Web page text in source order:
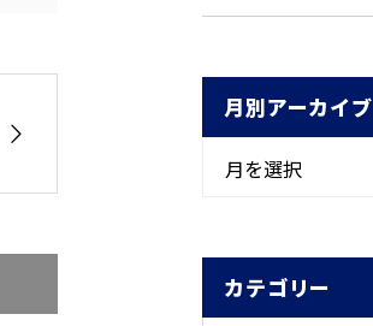
月別アーカイブ
月を選択
カテゴリー